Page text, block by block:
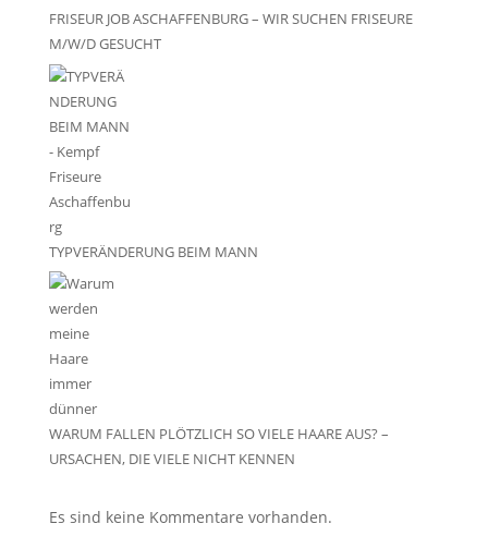
FRISEUR JOB ASCHAFFENBURG – WIR SUCHEN FRISEURE
M/W/D GESUCHT
TYPVERÄNDERUNG BEIM MANN
WARUM FALLEN PLÖTZLICH SO VIELE HAARE AUS? –
URSACHEN, DIE VIELE NICHT KENNEN
Es sind keine Kommentare vorhanden.